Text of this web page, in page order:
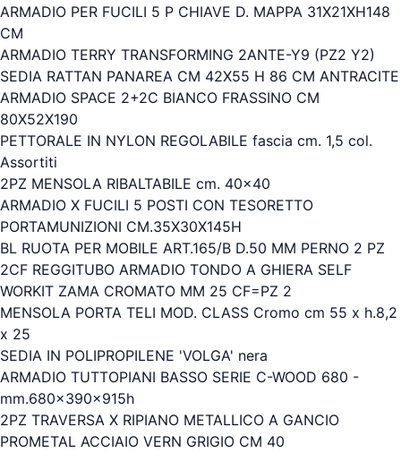
ARMADIO PER FUCILI 5 P CHIAVE D. MAPPA 31X21XH148
CM
ARMADIO TERRY TRANSFORMING 2ANTE-Y9 (PZ2 Y2)
SEDIA RATTAN PANAREA CM 42X55 H 86 CM ANTRACITE
ARMADIO SPACE 2+2C BIANCO FRASSINO CM
80X52X190
PETTORALE IN NYLON REGOLABILE fascia cm. 1,5 col.
Assortiti
2PZ MENSOLA RIBALTABILE cm. 40x40
ARMADIO X FUCILI 5 POSTI CON TESORETTO
PORTAMUNIZIONI CM.35X30X145H
BL RUOTA PER MOBILE ART.165/B D.50 MM PERNO 2 PZ
2CF REGGITUBO ARMADIO TONDO A GHIERA SELF
WORKIT ZAMA CROMATO MM 25 CF=PZ 2
MENSOLA PORTA TELI MOD. CLASS Cromo cm 55 x h.8,2
x 25
SEDIA IN POLIPROPILENE 'VOLGA' nera
ARMADIO TUTTOPIANI BASSO SERIE C-WOOD 680 -
mm.680x390x915h
2PZ TRAVERSA X RIPIANO METALLICO A GANCIO
PROMETAL ACCIAIO VERN GRIGIO CM 40